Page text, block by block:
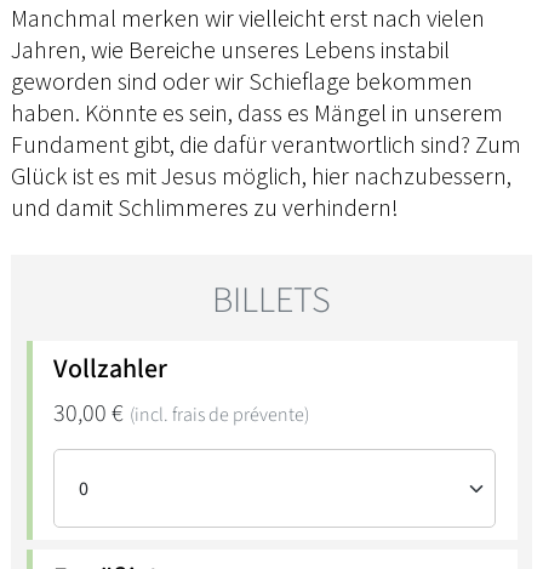
Manchmal merken wir vielleicht erst nach vielen
Jahren, wie Bereiche unseres Lebens instabil
geworden sind oder wir Schieflage bekommen
haben. Könnte es sein, dass es Mängel in unserem
Fundament gibt, die dafür verantwortlich sind? Zum
Glück ist es mit Jesus möglich, hier nachzubessern,
und damit Schlimmeres zu verhindern!